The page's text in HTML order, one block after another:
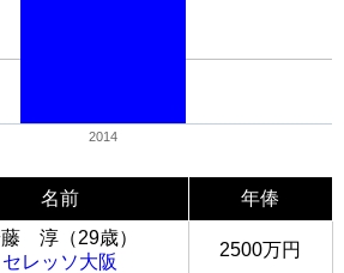
2014
名前 年俸
淳（29歳）
セレッソ大阪
2500万円